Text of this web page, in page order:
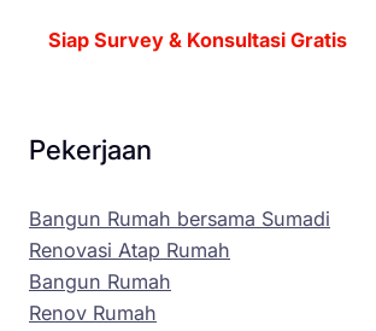
Siap Survey & Konsultasi Gratis
Pekerjaan
Bangun Rumah bersama Sumadi
Renovasi Atap Rumah
Bangun Rumah
Renov Rumah